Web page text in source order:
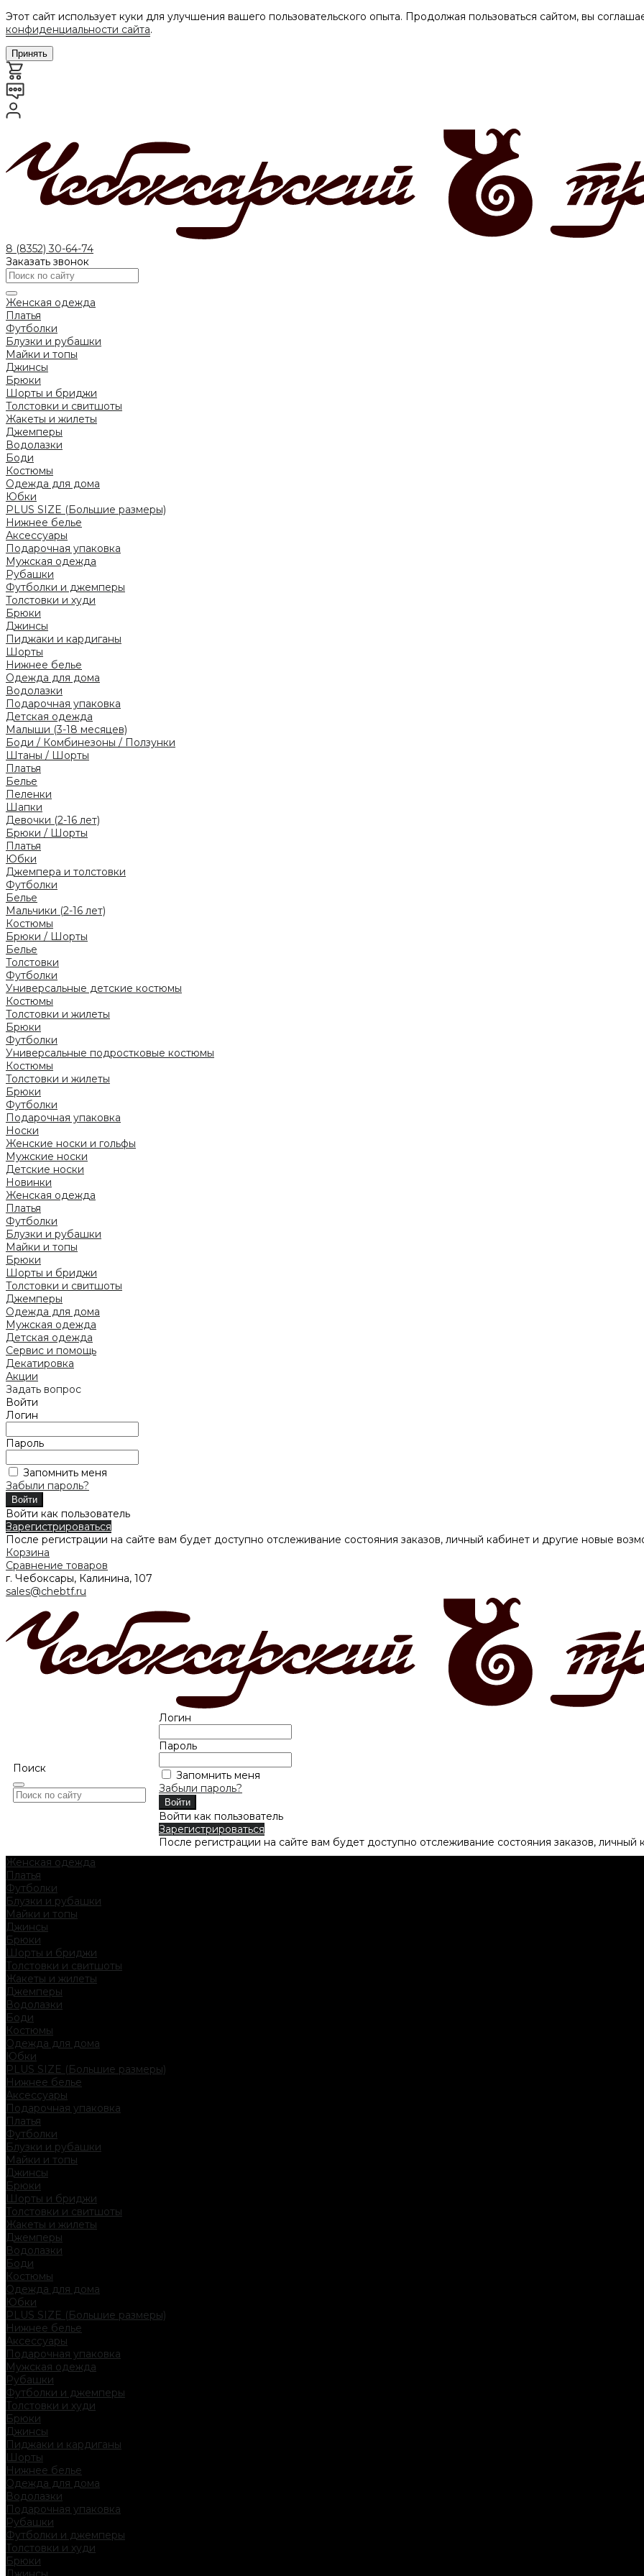
Этот сайт использует куки для улучшения вашего пользовательского опыта. Продолжая пользоваться сайтом, вы
конфиденциальности сайта.
Принять
8 (8352) 30-64-74
Заказать звонок
Женская одежда
Платья
Футболки
Блузки и рубашки
Майки и топы
Джинсы
Брюки
Шорты и бриджи
Толстовки и свитшоты
Жакеты и жилеты
Джемперы
Водолазки
Боди
Костюмы
Одежда для дома
Юбки
PLUS SIZE (Большие размеры)
Нижнее белье
Аксессуары
Подарочная упаковка
Мужская одежда
Рубашки
Футболки и джемперы
Толстовки и худи
Брюки
Джинсы
Пиджаки и кардиганы
Шорты
Нижнее белье
Одежда для дома
Водолазки
Подарочная упаковка
Детская одежда
Малыши (3-18 месяцев)
Боди / Комбинезоны / Ползунки
Штаны / Шорты
Платья
Белье
Пеленки
Шапки
Девочки (2-16 лет)
Брюки / Шорты
Платья
Юбки
Джемпера и толстовки
Футболки
Белье
Мальчики (2-16 лет)
Костюмы
Брюки / Шорты
Белье
Толстовки
Футболки
Универсальные детские костюмы
Костюмы
Толстовки и жилеты
Брюки
Футболки
Универсальные подростковые костюмы
Костюмы
Толстовки и жилеты
Брюки
Футболки
Подарочная упаковка
Носки
Женские носки и гольфы
Мужские носки
Детские носки
Новинки
Женская одежда
Платья
Футболки
Блузки и рубашки
Майки и топы
Брюки
Шорты и бриджи
Толстовки и свитшоты
Джемперы
Одежда для дома
Мужская одежда
Детская одежда
Сервис и помощь
Декатировка
Акции
Задать вопрос
Войти
Логин
Пароль
Запомнить меня
Забыли пароль?
Войти как пользователь
Зарегистрироваться
После регистрации на сайте вам будет доступно отслеживание состояния заказов, личный кабинет и другие новые
Корзина
Сравнение товаров
г. Чебоксары, Калинина, 107
sales@chebtf.ru
Поиск
Логин
Пароль
Запомнить меня
Забыли пароль?
Войти как пользователь
Зарегистрироваться
После регистрации на сайте вам будет доступно отслеживание состояния заказов,
Женская одежда
Платья
Футболки
Блузки и рубашки
Майки и топы
Джинсы
Брюки
Шорты и бриджи
Толстовки и свитшоты
Жакеты и жилеты
Джемперы
Водолазки
Боди
Костюмы
Одежда для дома
Юбки
PLUS SIZE (Большие размеры)
Нижнее белье
Аксессуары
Подарочная упаковка
Платья
Футболки
Блузки и рубашки
Майки и топы
Джинсы
Брюки
Шорты и бриджи
Толстовки и свитшоты
Жакеты и жилеты
Джемперы
Водолазки
Боди
Костюмы
Одежда для дома
Юбки
PLUS SIZE (Большие размеры)
Нижнее белье
Аксессуары
Подарочная упаковка
Мужская одежда
Рубашки
Футболки и джемперы
Толстовки и худи
Брюки
Джинсы
Пиджаки и кардиганы
Шорты
Нижнее белье
Одежда для дома
Водолазки
Подарочная упаковка
Рубашки
Футболки и джемперы
Толстовки и худи
Брюки